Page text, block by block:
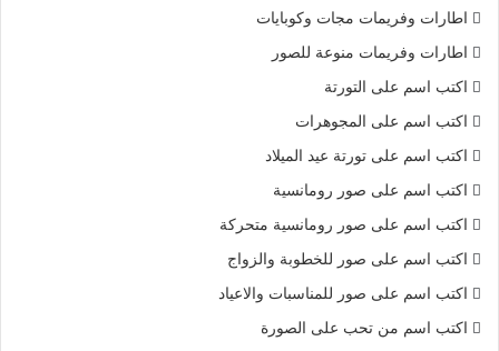
اطارات وفريمات مجات وكوبايات
اطارات وفريمات منوعة للصور
اكتب اسم على التورتة
اكتب اسم على المجوهرات
اكتب اسم على تورتة عيد الميلاد
اكتب اسم على صور رومانسية
اكتب اسم على صور رومانسية متحركة
اكتب اسم على صور للخطوبة والزواج
اكتب اسم على صور للمناسبات والاعياد
اكتب اسم من تحب على الصورة